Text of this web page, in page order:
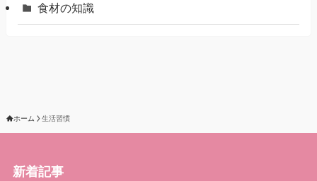
食材の知識
ホーム 生活習慣
新着記事